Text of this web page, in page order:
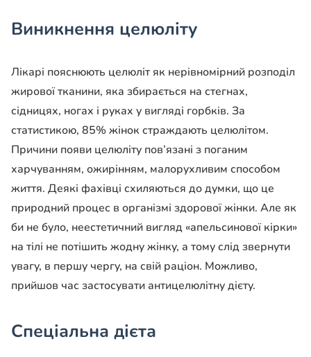
Виникнення целюліту
Лікарі пояснюють целюліт як нерівномірний розподіл
жирової тканини, яка збирається на стегнах,
сідницях, ногах і руках у вигляді горбків. За
статистикою, 85% жінок страждають целюлітом.
Причини появи целюліту пов’язані з поганим
харчуванням, ожирінням, малорухливим способом
життя. Деякі фахівці схиляються до думки, що це
природний процес в організмі здорової жінки. Але як
би не було, неестетичний вигляд «апельсинової кірки»
на тілі не потішить жодну жінку, а тому слід звернути
увагу, в першу чергу, на свій раціон. Можливо,
прийшов час застосувати антицелюлітну дієту.
Спеціальна дієта